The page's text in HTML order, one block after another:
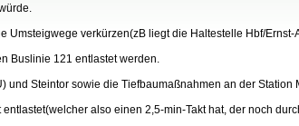
verkürzen(zB liegt die Haltestelle Hbf/
Buslinie 121 entlastet werden.
Steintor sowie die Tiefbaumaßnahmen an der Station
also einen 2,5-min-Takt hat, der noch